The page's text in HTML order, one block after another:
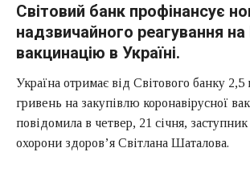
Світовий банк профінансує
надзвичайного реагування
вакцинацію в Україні.
Україна отримає від Світового банку 2,5
гривень на закупівлю коронавірусної
повідомила в четвер, 21 січня, заступник
охорони здоров’я Світлана Шаталова.